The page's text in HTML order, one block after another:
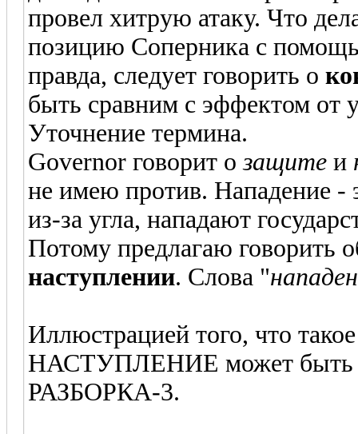
провел хитрую атаку. Что
позицию Соперника с
правда, следует говорить о
быть сравним с эффектом от
Уточнение термина.
Governor говорит озащите и
не имею против. Нападение -
из-за угла, нападают
Потому предлагаю говорить
наступлении. Слова "
Иллюстрацией того, что
НАСТУПЛЕНИЕ может быть
РАЗБОРКА-3.